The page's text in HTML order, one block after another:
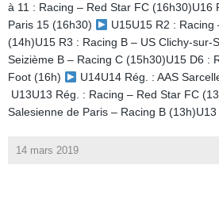
à 11 : Racing – Red Star FC (16h30)U16
Paris 15 (16h30)
U15U15 R2 : Racing
(14h)U15 R3 : Racing B – US Clichy-sur-
Seizième B – Racing C (15h30)U15 D6 :
Foot (16h)
U14U14 Rég. : AAS
U13U13 Rég. : Racing – Red Star FC
Salesienne de Paris – Racing B (13h)U13
14 mars 2019